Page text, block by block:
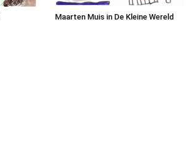
Maarten Muis in De Kleine Wereld